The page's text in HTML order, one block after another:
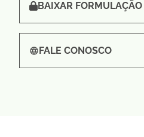
BAIXAR FORMULAÇÃO
FALE CONOSCO